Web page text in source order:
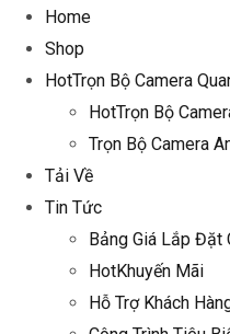
Home
Shop
HotTrọn Bộ Camera
HotTrọn Bộ
Trọn Bộ Camera
Tải Về
Tin Tức
Bảng Giá Lắp Đặt
HotKhuyến Mãi
Hỗ Trợ Khách